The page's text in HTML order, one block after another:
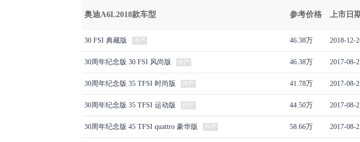
奥迪A6L2018款车型 参考价格 上市日
30 FSI 典藏版 停产 46.38万 2018-12-
30周年纪念版 30 FSI 风尚版 停产 46.38万 2017-08-
30周年纪念版 35 TFSI 时尚版 停产 41.78万 2017-08-
30周年纪念版 35 TFSI 运动版 停产 44.50万 2017-08-
30周年纪念版 45 TFSI quattro 豪华版 停产 58.66万 2017-08-